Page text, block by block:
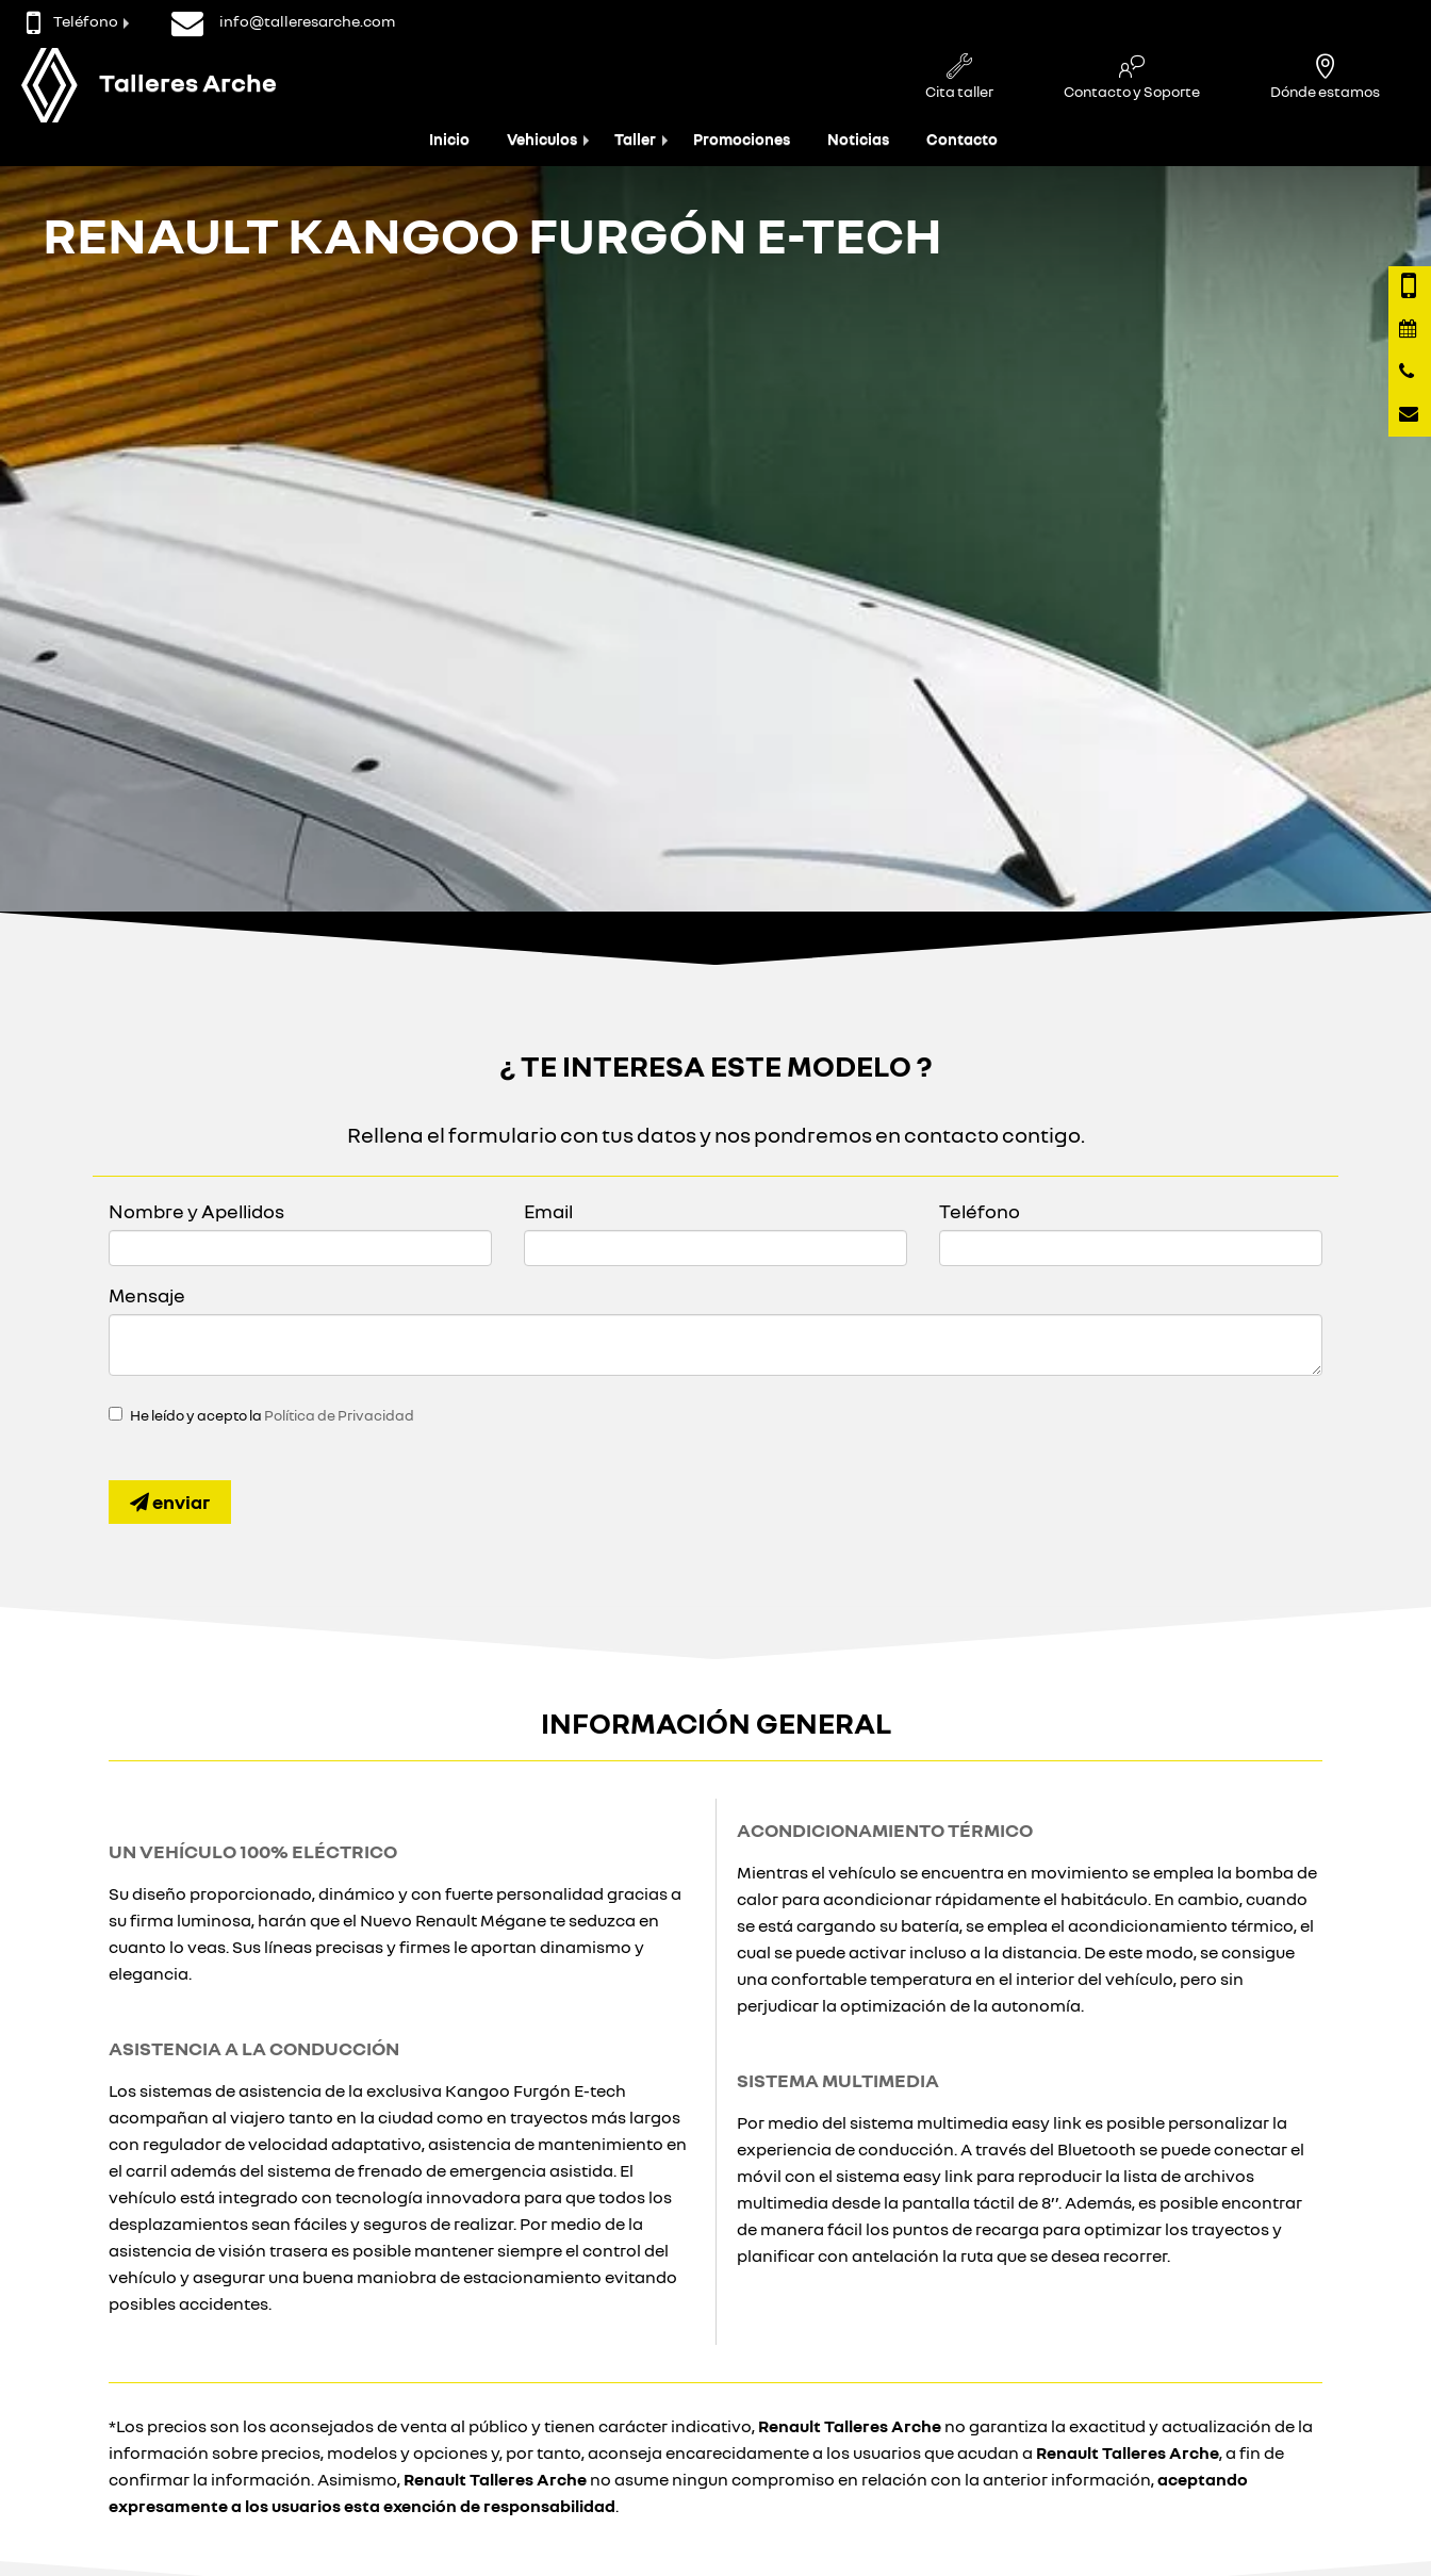
Teléfono info@talleresarche.com
Talleres Arche Cita taller Contacto y Soporte Dónde estamos
Inicio Vehiculos Taller Promociones Noticias Contacto
RENAULT KANGOO FURGÓN E-TECH
¿ TE INTERESA ESTE MODELO ?
Rellena el formulario con tus datos y nos pondremos en contacto contigo.
Nombre y Apellidos Email Teléfono
Mensaje
He leído y acepto la Política de Privacidad
enviar
INFORMACIÓN GENERAL
UN VEHÍCULO 100% ELÉCTRICO
Su diseño proporcionado, dinámico y con fuerte personalidad gracias a
su firma luminosa, harán que el Nuevo Renault Mégane te seduzca en
cuanto lo veas. Sus líneas precisas y firmes le aportan dinamismo y
elegancia.
ASISTENCIA A LA CONDUCCIÓN
Los sistemas de asistencia de la exclusiva Kangoo Furgón E-tech
acompañan al viajero tanto en la ciudad como en trayectos más largos
con regulador de velocidad adaptativo, asistencia de mantenimiento en
el carril además del sistema de frenado de emergencia asistida. El
vehículo está integrado con tecnología innovadora para que todos los
desplazamientos sean fáciles y seguros de realizar. Por medio de la
asistencia de visión trasera es posible mantener siempre el control del
vehículo y asegurar una buena maniobra de estacionamiento evitando
posibles accidentes.
ACONDICIONAMIENTO TÉRMICO
Mientras el vehículo se encuentra en movimiento se emplea la bomba de
calor para acondicionar rápidamente el habitáculo. En cambio, cuando
se está cargando su batería, se emplea el acondicionamiento térmico, el
cual se puede activar incluso a la distancia. De este modo, se consigue
una confortable temperatura en el interior del vehículo, pero sin
perjudicar la optimización de la autonomía.
SISTEMA MULTIMEDIA
Por medio del sistema multimedia easy link es posible personalizar la
experiencia de conducción. A través del Bluetooth se puede conectar el
móvil con el sistema easy link para reproducir la lista de archivos
multimedia desde la pantalla táctil de 8’’. Además, es posible encontrar
de manera fácil los puntos de recarga para optimizar los trayectos y
planificar con antelación la ruta que se desea recorrer.
*Los precios son los aconsejados de venta al público y tienen carácter indicativo, Renault Talleres Arche no garantiza la exactitud y actualización de la
información sobre precios, modelos y opciones y, por tanto, aconseja encarecidamente a los usuarios que acudan a Renault Talleres Arche, a fin de
confirmar la información. Asimismo, Renault Talleres Arche no asume ningun compromiso en relación con la anterior información,aceptando
expresamente a los usuarios esta exención de responsabilidad.